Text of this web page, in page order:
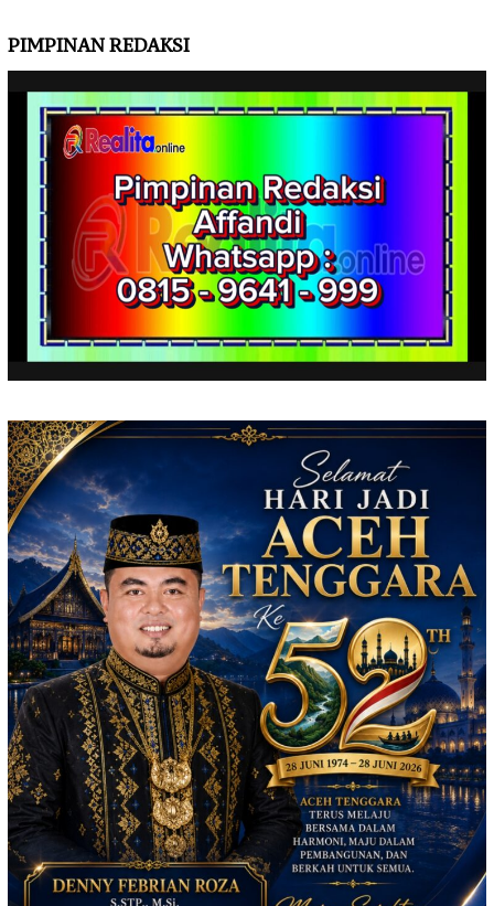
PIMPINAN REDAKSI